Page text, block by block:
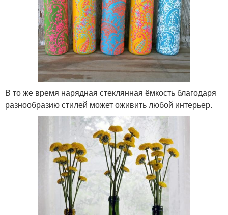
В то же время нарядная стеклянная ёмкость благодаря
разнообразию стилей может оживить любой интерьер.